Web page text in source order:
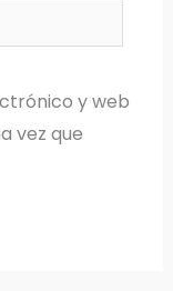
y web
vez que